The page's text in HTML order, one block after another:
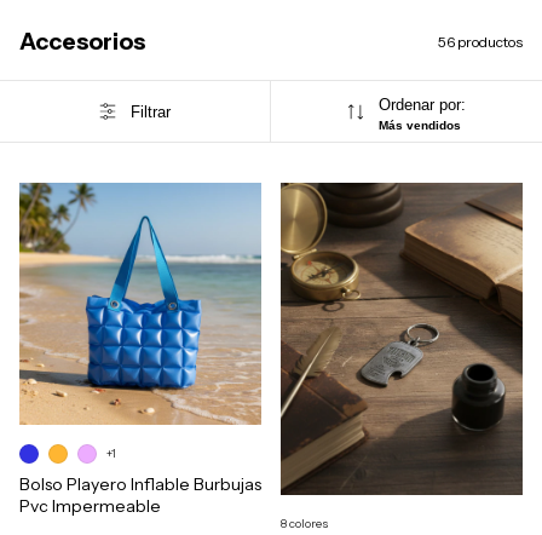
Accesorios 56 productos
Filtrar Ordenar por:
Más vendidos
Bolso Playero Inflable Burbujas
Pvc Impermeable
+1
8 colores